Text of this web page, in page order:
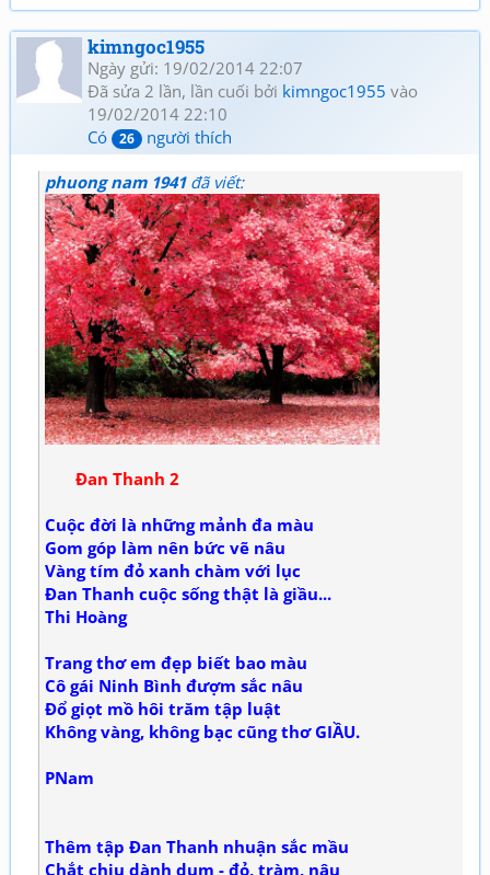
kimngoc1955
Ngày gửi: 19/02/2014 22:07
Đã sửa 2 lần, lần cuối bởi kimngoc1955 vào
19/02/2014 22:10
Có
26 người thích
phuong nam 1941đã viết:
Đan Thanh 2
Cuộc đời là những mảnh đa màu
Gom góp làm nên bức vẽ nâu
Vàng tím đỏ xanh chàm với lục
Đan Thanh cuộc sống thật là giầu...
Thi Hoàng
Trang thơ em đẹp biết bao màu
Cô gái Ninh Bình đượm sắc nâu
Đổ giọt mồ hôi trăm tập luật
Không vàng, không bạc cũng thơ GIẦU.
PNam
Thêm tập Đan Thanh nhuận sắc mầu
Chắt chiu dành dụm - đỏ, tràm, nâu